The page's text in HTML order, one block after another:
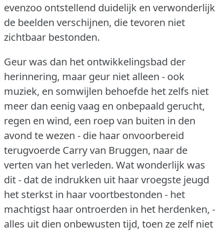
evenzoo ontstellend duidelijk en verwonderlijk
de beelden verschijnen, die tevoren niet
zichtbaar bestonden.
Geur was dan het ontwikkelingsbad der
herinnering, maar geur niet alleen - ook
muziek, en somwijlen behoefde het zelfs niet
meer dan eenig vaag en onbepaald gerucht,
regen en wind, een roep van buiten in den
avond te wezen - die haar onvoorbereid
terugvoerde Carry van Bruggen, naar de
verten van het verleden. Wat wonderlijk was
dit - dat de indrukken uit haar vroegste jeugd
het sterkst in haar voortbestonden - het
machtigst haar ontroerden in het herdenken, -
alles uit dien onbewusten tijd, toen ze zelf niet